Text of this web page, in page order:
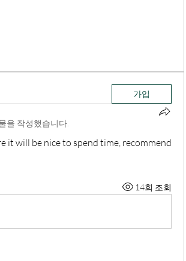
가입
을 작성했습니다.
it will be nice to spend time, recommend
14회 조회